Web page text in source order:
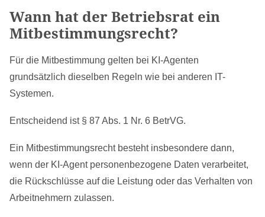
Wann hat der Betriebsrat ein
Mitbestimmungsrecht?
Für die Mitbestimmung gelten bei KI-Agenten
grundsätzlich dieselben Regeln wie bei anderen IT-
Systemen.
Entscheidend ist § 87 Abs. 1 Nr. 6 BetrVG.
Ein Mitbestimmungsrecht besteht insbesondere dann,
wenn der KI-Agent personenbezogene Daten verarbeitet,
die Rückschlüsse auf die Leistung oder das Verhalten von
Arbeitnehmern zulassen.